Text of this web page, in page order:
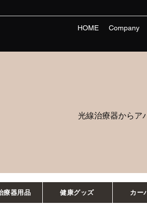
HOME Company
光線治療器からア
療器用品 健康グッズ カー